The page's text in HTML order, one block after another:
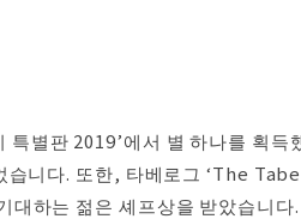
별판 2019’에서 별 하나를 획득
습니다. 또한, 타베로그 ‘The
대하는 젊은 셰프상을 받았습니다